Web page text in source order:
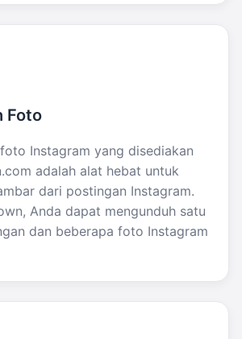
Foto
Instagram yang disediakan
adalah alat hebat untuk
dari postingan Instagram.
Anda dapat mengunduh satu
dan beberapa foto Instagram